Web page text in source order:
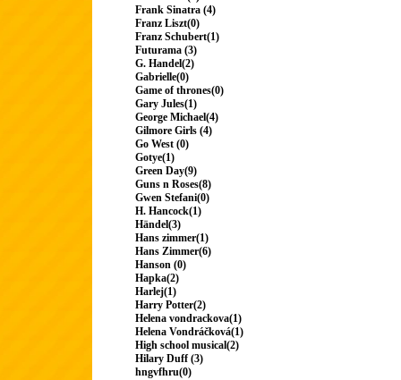
Frank Sinatra (4)
Franz Liszt(0)
Franz Schubert(1)
Futurama (3)
G. Handel(2)
Gabrielle(0)
Game of thrones(0)
Gary Jules(1)
George Michael(4)
Gilmore Girls (4)
Go West (0)
Gotye(1)
Green Day(9)
Guns n Roses(8)
Gwen Stefani(0)
H. Hancock(1)
Händel(3)
Hans zimmer(1)
Hans Zimmer(6)
Hanson (0)
Hapka(2)
Harlej(1)
Harry Potter(2)
Helena vondrackova(1)
Helena Vondráčková(1)
High school musical(2)
Hilary Duff (3)
hngvfhru(0)